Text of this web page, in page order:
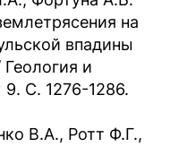
на
впадины
и
С. 1276-1286.
В.А., Ротт Ф.Г.,